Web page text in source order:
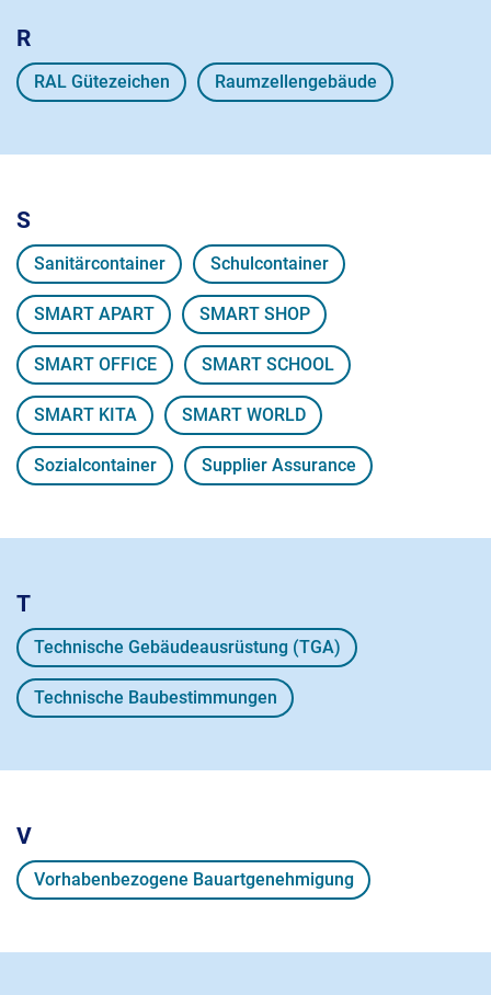
R
RAL Gütezeichen Raumzellengebäude
S
Sanitärcontainer Schulcontainer
SMART APART SMART SHOP
SMART OFFICE SMART SCHOOL
SMART KITA SMART WORLD
Sozialcontainer Supplier Assurance
T
Technische Gebäudeausrüstung (TGA)
Technische Baubestimmungen
V
Vorhabenbezogene Bauartgenehmigung